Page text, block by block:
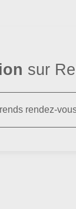
sur
rendez-